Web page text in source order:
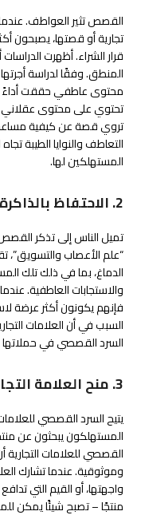
القصص تثير العواطف.
تجارية أو قصتها، يصبحون
قرار الشراء. أظهرت
المنطق. وفقًا لدراسة
محتوى عاطفي حققت أداءً
تحتوي على محتوى عقلاني
تروي قصة عن كيفية
التعاطف والنوايا الطيبة
المستهلكين لها.
2. الاحتفاظ بالذاكرة
تميل الناس إلى تذكر
“علم الأعصاب
الدماغ، بما في ذلك تلك
والاستجابات العاطفية.
فإنهم يكونون أكثر عرضة
السبب في أن العلامات
السرد القصصي في حملاتها
3. منح العلامة التجارية طابع إنساني
يتيح السرد القصصي
المستهلكون يبحثون عن
القصصي للعلامات
وموثوقية. عندما تشارك
واجهتها، أو القيم التي
منتجًا – تصبح شيئًا يمكن